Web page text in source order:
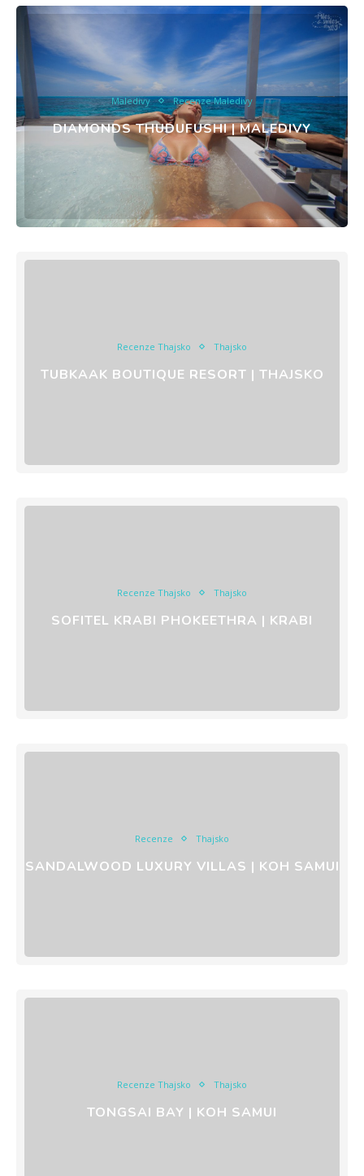
Maledivy Recenze Maledivy
DIAMONDS THUDUFUSHI | MALEDIVY
Recenze Thajsko Thajsko
TUBKAAK BOUTIQUE RESORT | THAJSKO
Recenze Thajsko Thajsko
SOFITEL KRABI PHOKEETHRA | KRABI
Recenze Thajsko
SANDALWOOD LUXURY VILLAS | KOH SAMUI
Recenze Thajsko Thajsko
TONGSAI BAY | KOH SAMUI